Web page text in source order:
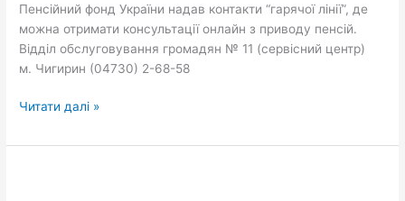
Пенсійний фонд України надав контакти “гарячої лінії”, де
можна отримати консультації онлайн з приводу пенсій.
Відділ обслуговування громадян № 11 (сервісний центр)
м. Чигирин (04730) 2-68-58
“ГАРЯЧОЇ
ЛІНІЇ”
Читати далі »